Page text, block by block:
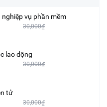
nghiệp vụ phần mềm
30,000₫
lao động
30,000₫
tử
30,000₫